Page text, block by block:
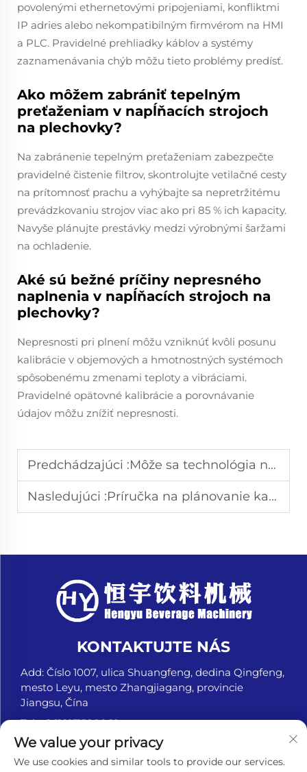
povolenými ethernetovými pripojeniami, konfliktmi
IP adries alebo nekompatibilným firmvérom na HMI
a PLC. Pravidelné prehliadky káblov a systémy
zaznamenávania chýb môžu tieto problémy predísť.
Ako môžem zabrániť tepelným
preťaženiam v napĺňacích strojoch
na plechovky?
Na zabránenie tepelným preťaženiam zabezpečte
pravidelné čistenie filtrov, skontrolujte vetilačné cesty
na prítomnosť prachu a vyhýbajte sa nepretržitému
prevádzkovaniu strojov viac ako pri 85 % ich kapacity.
Navyše plánujte prestávky medzi výrobnými šaržami
na ochladenie.
Aké sú bežné príčiny nepresného
naplnenia v napĺňacích strojoch na
plechovky?
Nepresnosti pri plnení môžu vzniknúť kvôli posunu
kalibrácie v objemových a hmotnostných systémoch
spôsobenému zmenami teploty a vibráciami.
Pravidelné opätovné kalibrácie a porovnávanie
údajov môžu znížiť nepresnosti.
Predchádzajúci :Môže sa technológia napĺňacích strojov používať pre uhličité nápoje
Nasledujúci :Príručka na plánovanie kapacity náplňových strojov pre plechovky
KONTAKTUJTE NÁS
Add: Číslo 1007, ulica Shuangfeng, dedina Qingfeng,
mesto Leyu, mesto Zhangjiagang, provincie
Jiangsu, Čína
Tel.:+8618151580069
E-mail: [email protected]
We value your privacy
We use cookies and similar tools to provide our services.